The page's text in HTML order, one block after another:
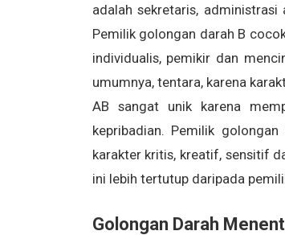
adalah sekretaris,
Pemilik golongan darah B
individualis, pemikir dan
umumnya, tentara, karena
AB sangat unik karena
kepribadian. Pemilik
karakter kritis, kreatif, sensitif
ini lebih tertutup daripada
Golongan Darah